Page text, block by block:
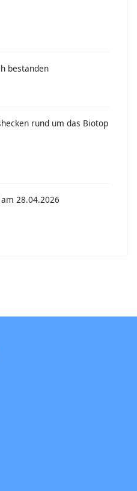
bestanden
rund um das Biotop
28.04.2026